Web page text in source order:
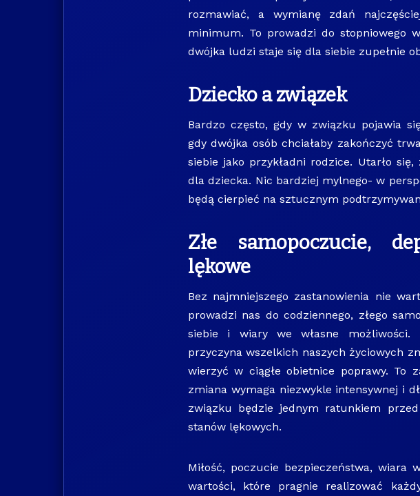
rozmawiać, a wymianę zdań
minimum. To prowadzi do stopniowego
dwójka ludzi staje się dla siebie zupełnie
Dziecko a związek
Bardzo często, gdy w związku pojawia
gdy dwójka osób chciałaby zakończyć
siebie jako przykładni rodzice. Utarło
dla dziecka. Nic bardziej mylnego- w
będą cierpieć na sztucznym
Złe samopoczucie,
lękowe
Bez najmniejszego zastanowienia nie
prowadzi nas do codziennego, złego
siebie i wiary we własne możliwości.
przyczyna wszelkich naszych życiowych
wierzyć w ciągłe obietnice poprawy. To
zmiana wymaga niezwykle intensywnej i
związku będzie jednym ratunkiem
stanów lękowych.
Miłość, poczucie bezpieczeństwa, wiara
wartości, które pragnie realizować